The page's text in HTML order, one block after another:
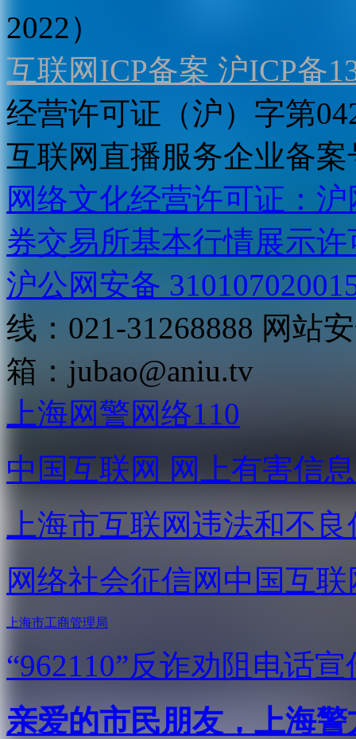
2022）
互联网ICP备案 沪ICP备
经营许可证（沪）字第
互联网直播服务企业备案
网络文化经营许可证：
券交易所基本行情展示许
沪公网安备
线：021-31268888 网站
箱： jubao@aniu.tv
上海网警网络110
中国互联网 网上有害信
上海市互联网违法和不
网络社会征信网 中国互
上海市工商管理局
“962110”反诈劝阻电话宣
亲爱的市民朋友，上海